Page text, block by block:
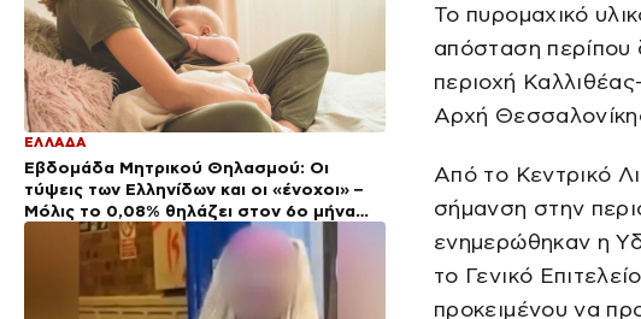
ΕΛΛΑΔΑ
Εβδομάδα Μητρικού Θηλασμού: Οι
τύψεις των Ελληνίδων και οι «ένοχοι» –
Μόλις το 0,08% θηλάζει στον 6ο μήνα
της ζωής του παιδιού
Το πυρομαχικό
απόσταση περίπου
περιοχή
Αρχή
Από το Κεντρικό
σήμανση στην
ενημερώθηκαν η
το Γενικό
προκειμένου να